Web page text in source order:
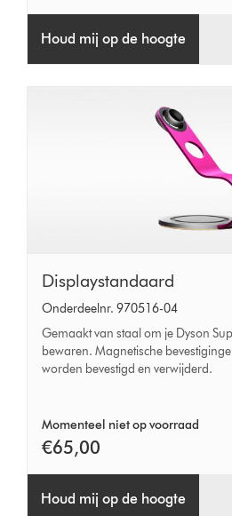
Houd mij op de hoogte
Displaystandaard
Displaystandaard
Onderdeelnr. 970516-04
Gemaakt van staal om je Dyson
bewaren. Magnetische
worden bevestigd en verwijderd.
Momenteel niet op voorraad
€65,00
Houd mij op de hoogte